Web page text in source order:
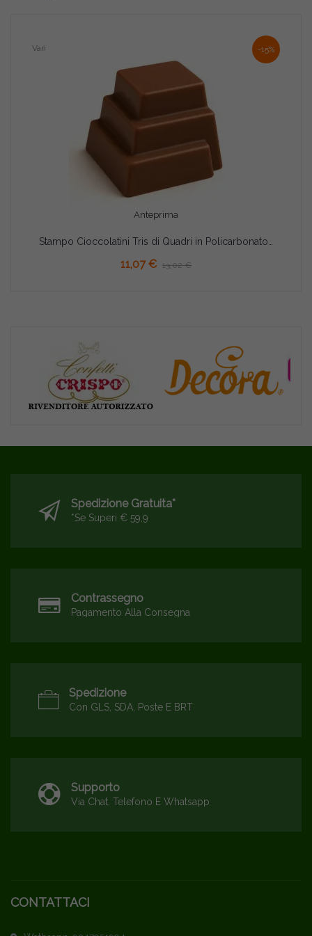
-15%
Anteprima
Vari
11,07 € 13,02 €
Spedizione Gratuita*
*se Superi € 59,9
Contrassegno
Pagamento Alla Consegna
Spedizione
Con GLS, SDA, Poste E BRT
Supporto
Via Chat, Telefono E Whatsapp
CONTATTACI